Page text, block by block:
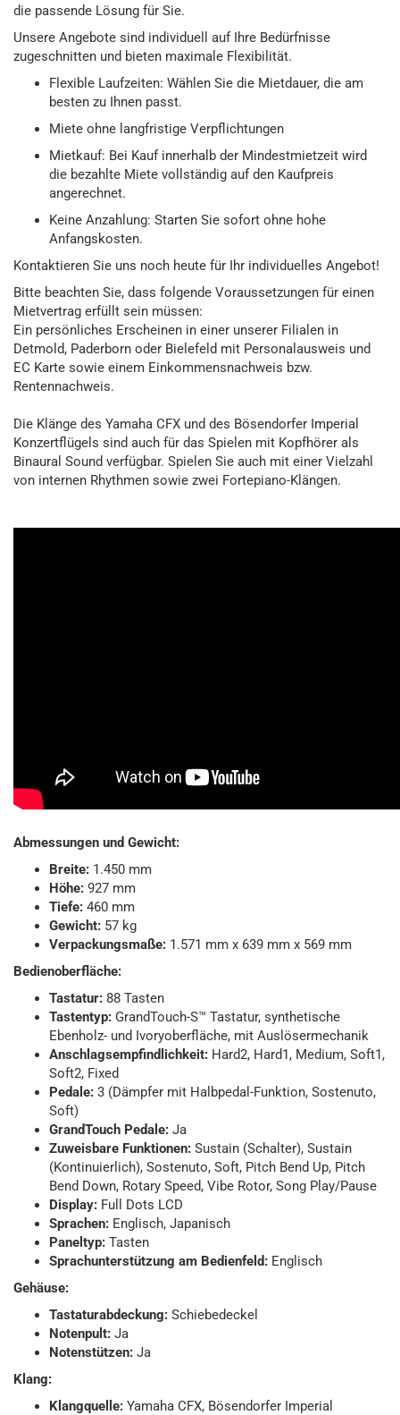
die passende Lösung für Sie.
Unsere Angebote sind individuell auf Ihre Bedürfnisse
zugeschnitten und bieten maximale Flexibilität.
Flexible Laufzeiten: Wählen Sie die Mietdauer, die am
besten zu Ihnen passt.
Miete ohne langfristige Verpflichtungen
Mietkauf: Bei Kauf innerhalb der Mindestmietzeit wird
die bezahlte Miete vollständig auf den Kaufpreis
angerechnet.
Keine Anzahlung: Starten Sie sofort ohne hohe
Anfangskosten.
Kontaktieren Sie uns noch heute für Ihr individuelles Angebot!
Bitte beachten Sie, dass folgende Voraussetzungen für einen
Mietvertrag erfüllt sein müssen:
Ein persönliches Erscheinen in einer unserer Filialen in
Detmold, Paderborn oder Bielefeld mit Personalausweis und
EC Karte sowie einem Einkommensnachweis bzw.
Rentennachweis.
Die Klänge des Yamaha CFX und des Bösendorfer Imperial
Konzertflügels sind auch für das Spielen mit Kopfhörer als
Binaural Sound verfügbar. Spielen Sie auch mit einer Vielzahl
von internen Rhythmen sowie zwei Fortepiano-Klängen.
Abmessungen und Gewicht:
Breite: 1.450 mm
Höhe: 927 mm
Tiefe: 460 mm
Gewicht: 57 kg
Verpackungsmaße: 1.571 mm x 639 mm x 569 mm
Bedienoberfläche:
Tastatur: 88 Tasten
Tastentyp: GrandTouch-S™ Tastatur, synthetische
Ebenholz- und Ivoryoberfläche, mit Auslösermechanik
Anschlagsempfindlichkeit: Hard2, Hard1, Medium, Soft1,
Soft2, Fixed
Pedale: 3 (Dämpfer mit Halbpedal-Funktion, Sostenuto,
Soft)
GrandTouch Pedale: Ja
Zuweisbare Funktionen: Sustain (Schalter), Sustain
(Kontinuierlich), Sostenuto, Soft, Pitch Bend Up, Pitch
Bend Down, Rotary Speed, Vibe Rotor, Song Play/Pause
Display: Full Dots LCD
Sprachen: Englisch, Japanisch
Paneltyp: Tasten
Sprachunterstützung am Bedienfeld: Englisch
Gehäuse:
Tastaturabdeckung: Schiebedeckel
Notenpult: Ja
Notenstützen: Ja
Klang:
Klangquelle: Yamaha CFX, Bösendorfer Imperial